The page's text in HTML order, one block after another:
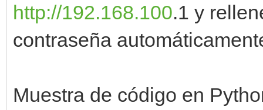
http://192.168.100.1 y
contraseña
Muestra de código en